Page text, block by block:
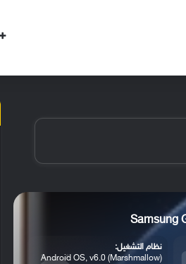
نظام التشغيل:
Android OS, v6.0 (Marshmallow)